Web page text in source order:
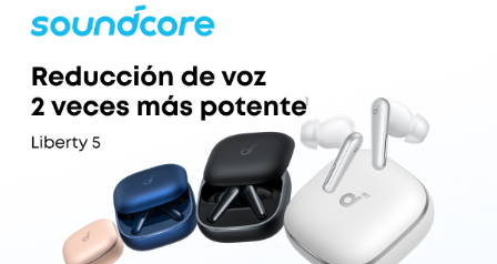
resiste el viento, estos auriculares inalámbricos
que asegura llamadas naturales, como si
estuvieras hablando cara a cara.
Se carga rápido y dura mucho : hasta 12 horas de
uso con una sola carga y hasta 48 horas con el
estuche en modo normal. Con la ANC activada,
tendrás 8 horas por carga y un total de 32 horas.
Una carga rápida de 10 minutos te dará 5 horas
de reproducción.